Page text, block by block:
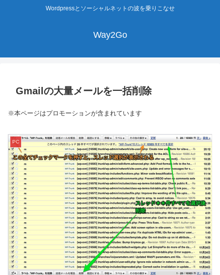
Wordpressとソーシャルネットの波を乗りこなせ
Way2Go
Gmailの大量メールを一括削除
※本ページはプロモーションが含まれています
PC